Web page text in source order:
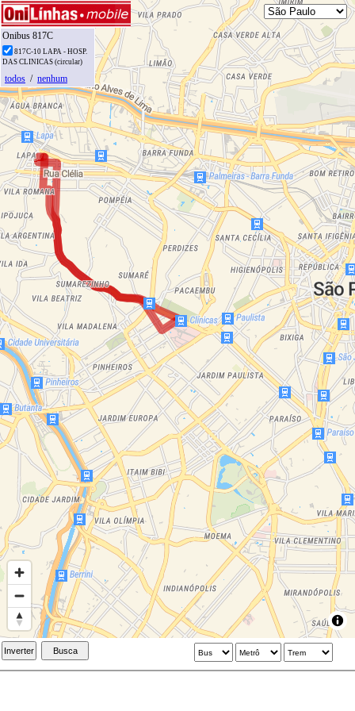
Onibus 817C
817C-10 LAPA - HOSP.
DAS CLINICAS (circular)
todos / nenhum